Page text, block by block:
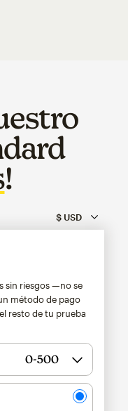
!
sin riesgos —no se
método de pago
resto de tu prueba